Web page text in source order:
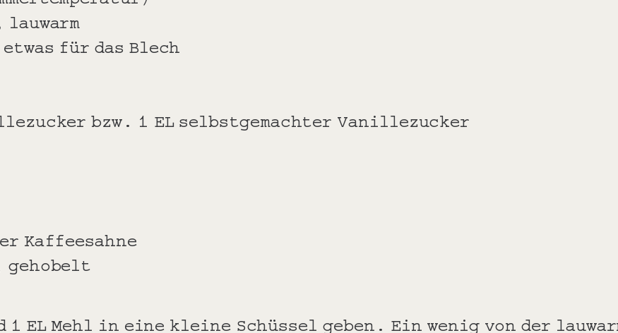
etwas für das Blech
bzw. 1 EL selbstgemachter Vanillezucker
Kaffeesahne
gehobelt
1 EL Mehl in eine kleine Schüssel geben. Ein wenig von der